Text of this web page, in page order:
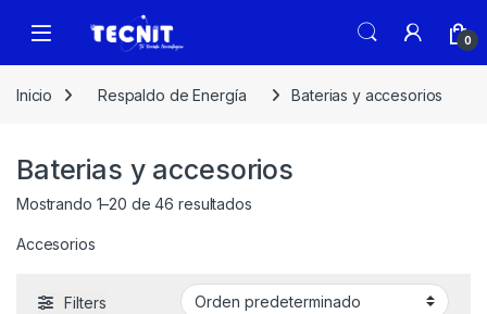
0
Inicio Respaldo de Energía Baterias y accesorios
Baterias y accesorios
Mostrando 1–20 de 46 resultados
Accesorios
Filters